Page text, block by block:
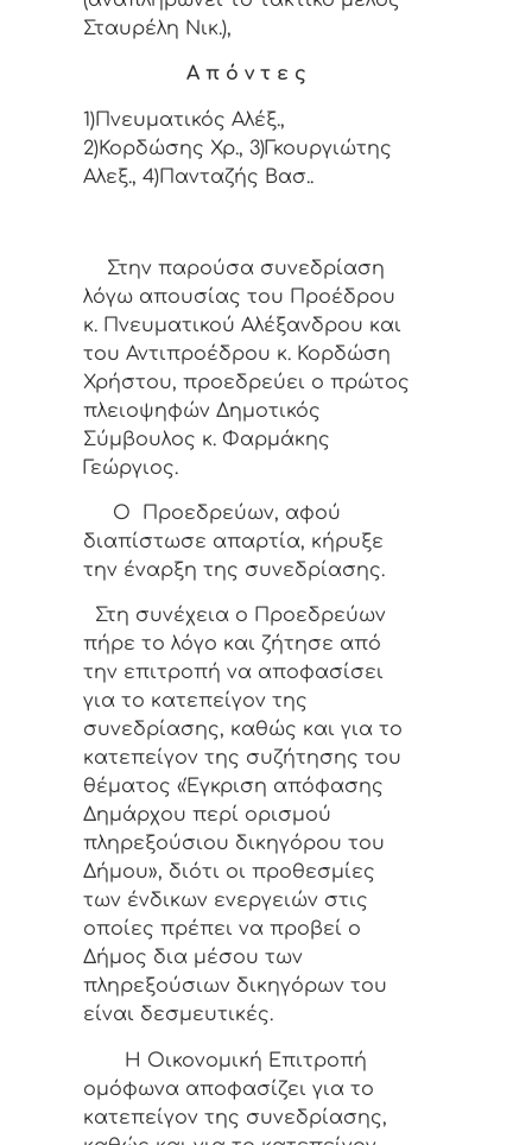
Σταυρέλη Νικ.),
Α π ό ν τ ε ς
1)Πνευματικός Αλέξ.,
2)Κορδώσης Χρ., 3)Γκουργιώτης
Αλεξ., 4)Πανταζής Βασ..
Στην παρούσα συνεδρίαση
λόγω απουσίας του Προέδρου
κ. Πνευματικού Αλέξανδρου και
του Αντιπροέδρου κ. Κορδώση
Χρήστου, προεδρεύει ο πρώτος
πλειοψηφών Δημοτικός
Σύμβουλος κ. Φαρμάκης
Γεώργιος.
Ο Προεδρεύων, αφού
διαπίστωσε απαρτία, κήρυξε
την έναρξη της συνεδρίασης.
Στη συνέχεια ο Προεδρεύων
πήρε το λόγο και ζήτησε από
την επιτροπή να αποφασίσει
για το κατεπείγον της
συνεδρίασης, καθώς και για το
κατεπείγον της συζήτησης του
θέματος «Έγκριση απόφασης
Δημάρχου περί ορισμού
πληρεξούσιου δικηγόρου του
Δήμου», διότι οι προθεσμίες
των ένδικων ενεργειών στις
οποίες πρέπει να προβεί ο
Δήμος δια μέσου των
πληρεξούσιων δικηγόρων του
είναι δεσμευτικές.
Η Οικονομική Επιτροπή
ομόφωνα αποφασίζει για το
κατεπείγον της συνεδρίασης,